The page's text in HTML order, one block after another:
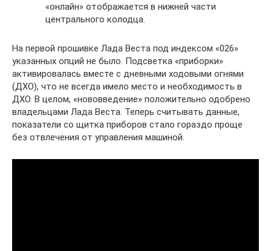
«онлайн» отображается в нижней части
центрального колодца.
На первой прошивке Лада Веста под индексом «026»
указанных опций не было. Подсветка «приборки»
активировалась вместе с дневными ходовыми огнями
(ДХО), что не всегда имело место и необходимость в
ДХО. В целом, «нововведение» положительно одобрено
владельцами Лада Веста. Теперь считывать данные,
показатели со щитка приборов стало гораздо проще
без отвлечения от управления машиной.